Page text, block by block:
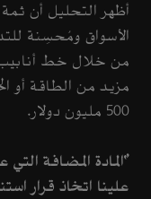
أظهر التحليل أن
الأسواق ومُحسِنة
من خلال خط أنابيب
مزيد من الطاقة أو
500 مليون دولار.
"المادة المضافة
علينا اتخاذ قرار